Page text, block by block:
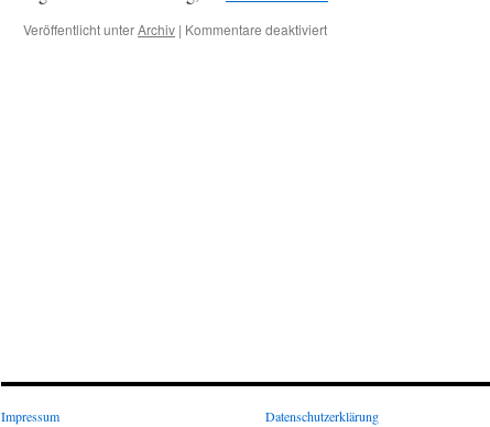
Veröffentlicht unterArchiv | Kommentare deaktiviertfür
Impressum Datenschutzerklärung